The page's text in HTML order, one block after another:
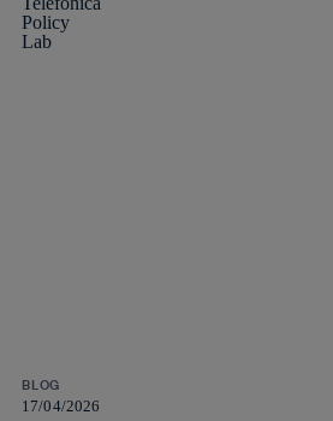
BLOG
17/04/2026